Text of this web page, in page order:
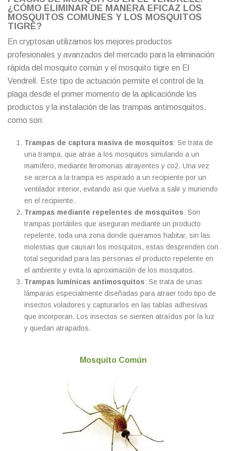
¿CÓMO ELIMINAR DE MANERA EFICAZ LOS
MOSQUITOS COMUNES Y LOS MOSQUITOS
TIGRE?
En cryptosan utilizamos los mejores productos
profesionales y avanzados del mercado para la eliminación
rápida del mosquito común y el mosquito tigre en El
Vendrell. Este tipo de actuación permite el control de la
plaga desde el primer momento de la aplicaciónde los
productos y la instalación de las trampas antimosquitos,
como son:
Trampas de captura masiva de mosquitos: Se trata de
una trampa, que atrae a los mosquitos simulando a un
mamífero, mediante feromonas atrayentes y co2. Una vez
se acerca a la trampa es aspirado a un recipiente por un
ventilador interior, evitando asi que vuelva a salir y muriendo
en el recipiente.
Trampas mediante repelentes de mosquitos: Son
trampas portátiles que aseguran mediante un producto
repelente, toda una zona donde queramos habitar, sin las
molestias que causan los mosquitos, estas desprenden con
total seguridad para las personas el producto repelente en
el ambiente y evita la aproximación de los mosquitos.
Trampas lumínicas antimosquitos: Se trata de unas
lámparas especialmente diseñadas para atraer todo tipo de
insectos voladores y capturarlos en las tablas adhesivas
que incorporan. Los insectos se sienten atraídos por la luz
y quedan atrapados.
Mosquito Común